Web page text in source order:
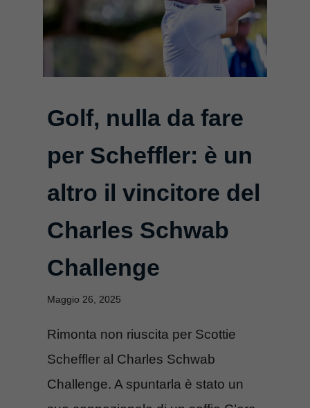
Golf, nulla da fare
per Scheffler: è un
altro il vincitore del
Charles Schwab
Challenge
Maggio 26, 2025
Rimonta non riuscita per Scottie
Scheffler al Charles Schwab
Challenge. A spuntarla è stato un